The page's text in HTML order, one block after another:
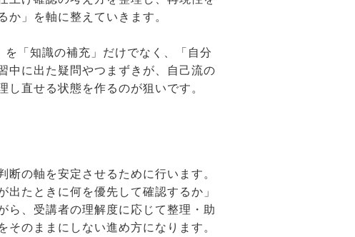
」を軸に整えていきます。
「知識の補充」だけでなく、「自分
中に出た疑問やつまずきが、自己流の
直せる状態を作るのが狙いです。
の軸を安定させるために行います。
出たときに何を優先して確認するか」
ら、受講者の理解度に応じて整理・助
のままにしない進め方になります。